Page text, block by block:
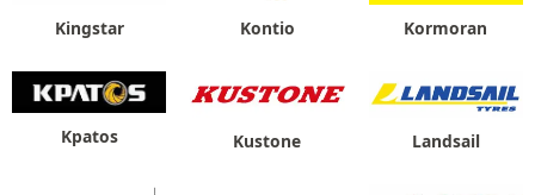
Kingstar Kontio Kormoran
Kpatos Kustone Landsail